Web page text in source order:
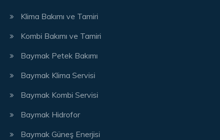
Klima Bakımı ve Tamiri
Kombi Bakımı ve Tamiri
Baymak Petek Bakımı
Baymak Klima Servisi
Baymak Kombi Servisi
Baymak Hidrofor
Baymak Güneş Enerjisi